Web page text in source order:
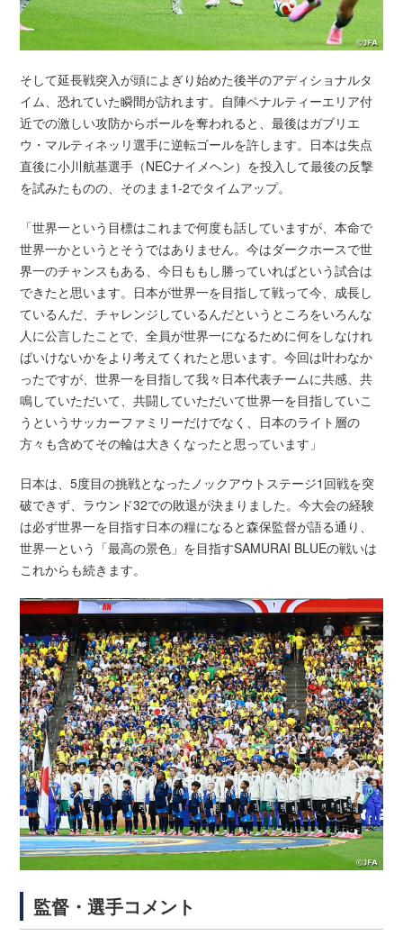
そして延長戦突入が頭によぎり始めた後半のアディショナルタ
イム、恐れていた瞬間が訪れます。自陣ペナルティーエリア付
近での激しい攻防からボールを奪われると、最後はガブリエ
ウ・マルティネッリ選手に逆転ゴールを許します。日本は失点
直後に小川航基選手（NECナイメヘン）を投入して最後の反撃
を試みたものの、そのまま1-2でタイムアップ。
「世界一という目標はこれまで何度も話していますが、本命で
世界一かというとそうではありません。今はダークホースで世
界一のチャンスもある、今日ももし勝っていればという試合は
できたと思います。日本が世界一を目指して戦って今、成長し
ているんだ、チャレンジしているんだというところをいろんな
人に公言したことで、全員が世界一になるために何をしなけれ
ばいけないかをより考えてくれたと思います。今回は叶わなか
ったですが、世界一を目指して我々日本代表チームに共感、共
鳴していただいて、共闘していただいて世界一を目指していこ
うというサッカーファミリーだけでなく、日本のライト層の
方々も含めてその輪は大きくなったと思っています」
日本は、5度目の挑戦となったノックアウトステージ1回戦を突
破できず、ラウンド32での敗退が決まりました。今大会の経験
は必ず世界一を目指す日本の糧になると森保監督が語る通り、
世界一という「最高の景色」を目指すSAMURAI BLUEの戦いは
これからも続きます。
監督・選手コメント